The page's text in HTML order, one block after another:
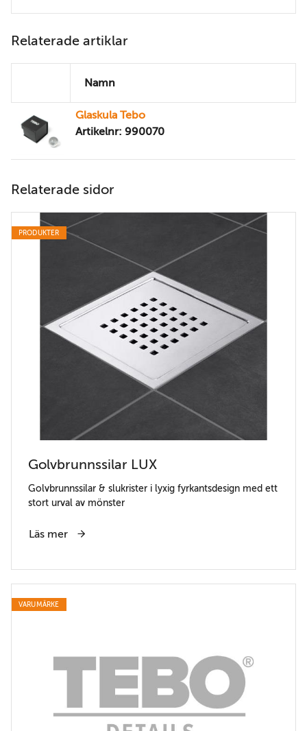
Relaterade artiklar
Namn
Glaskula Tebo
Artikelnr: 990070
Relaterade sidor
PRODUKTER
Golvbrunnssilar LUX
Golvbrunnssilar & slukrister i lyxig fyrkantsdesign med ett
stort urval av mönster
Läs mer
VARUMÄRKE